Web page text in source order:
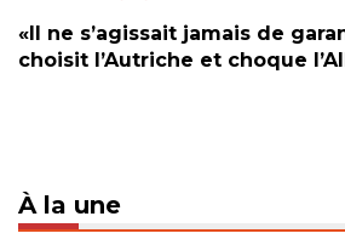
«Il ne s’agissait jamais de
choisit l’Autriche et choque
À la une